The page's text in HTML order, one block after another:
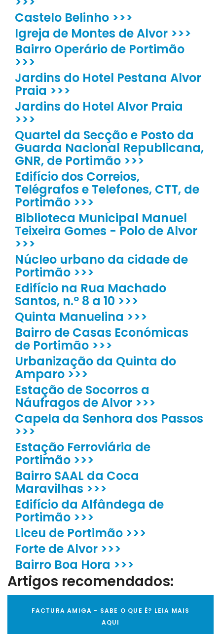
Castelo Belinho >>>
Igreja de Montes de Alvor >>>
Bairro Operário de Portimão
>>>
Jardins do Hotel Pestana Alvor
Praia >>>
Jardins do Hotel Alvor Praia
>>>
Quartel da Secção e Posto da
Guarda Nacional Republicana,
GNR, de Portimão >>>
Edifício dos Correios,
Telégrafos e Telefones, CTT, de
Portimão >>>
Biblioteca Municipal Manuel
Teixeira Gomes - Polo de Alvor
>>>
Núcleo urbano da cidade de
Portimão >>>
Edifício na Rua Machado
Santos, n.º 8 a 10 >>>
Quinta Manuelina >>>
Bairro de Casas Económicas
de Portimão >>>
Urbanização da Quinta do
Amparo >>>
Estação de Socorros a
Náufragos de Alvor >>>
Capela da Senhora dos Passos
>>>
Estação Ferroviária de
Portimão >>>
Bairro SAAL da Coca
Maravilhas >>>
Edifício da Alfândega de
Portimão >>>
Liceu de Portimão >>>
Forte de Alvor >>>
Bairro Boa Hora >>>
Artigos recomendados:
FACTURA AMIGA - SABE O QUE É? LEIA MAIS
AQUI